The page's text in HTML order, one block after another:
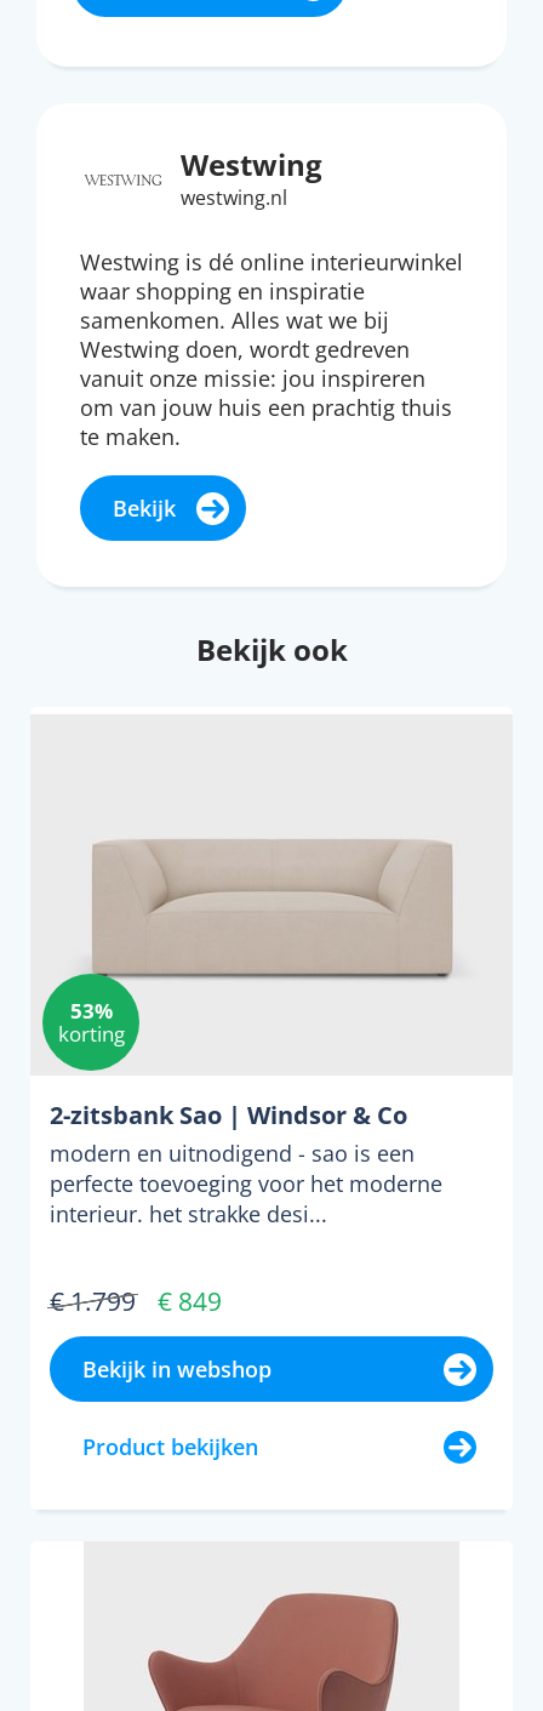
Westwing
westwing.nl
Westwing is dé online interieurwinkel
waar shopping en inspiratie
samenkomen. Alles wat we bij
Westwing doen, wordt gedreven
vanuit onze missie: jou inspireren
om van jouw huis een prachtig thuis
te maken.
Bekijk
Bekijk ook
53%
korting
2-zitsbank Sao | Windsor & Co
modern en uitnodigend - sao is een
perfecte toevoeging voor het moderne
interieur. het strakke desi...
€ 1.799 € 849
Bekijk in webshop
Product bekijken